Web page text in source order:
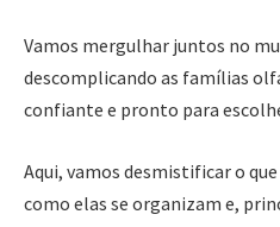
Vamos mergulhar juntos no
descomplicando as famílias
confiante e pronto para
Aqui, vamos desmistificar o
como elas se organizam e,